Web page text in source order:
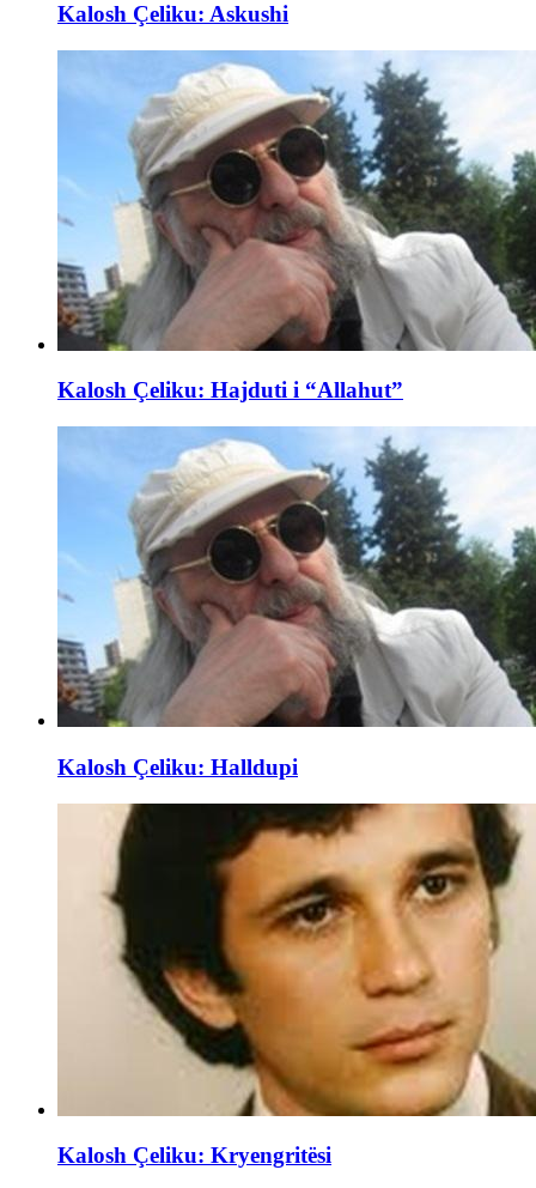
Kalosh Çeliku: Askushi
Kalosh Çeliku: Hajduti i “Allahut”
Kalosh Çeliku: Halldupi
Kalosh Çeliku: Kryengritësi